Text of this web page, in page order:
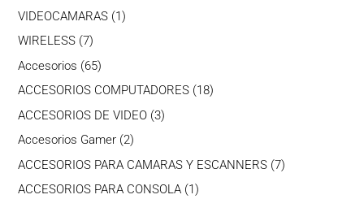
productos
VIDEOCAMARAS 11
WIRELESS 77
productos
Accesorios 6565
productos
ACCESORIOS COMPUTADORES 1818
ACCESORIOS DE VIDEO 33
Accesorios Gamer 22
productos
ACCESORIOS PARA CAMARAS Y ESCANNERS 77
ACCESORIOS PARA CONSOLA 1 1